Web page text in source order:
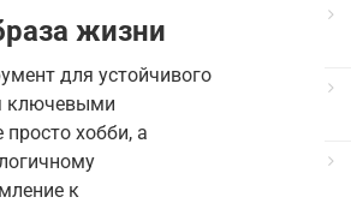
жизни
для устойчивого
ключевыми
хобби, а
к